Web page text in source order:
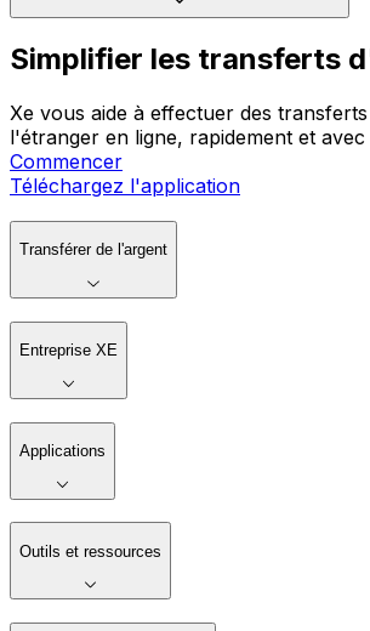
Simplifier les transferts
Xe vous aide à effectuer des
l'étranger en ligne, rapidement et
Commencer
Téléchargez l'application
Transférer de l'argent
Entreprise XE
Applications
Outils et ressources